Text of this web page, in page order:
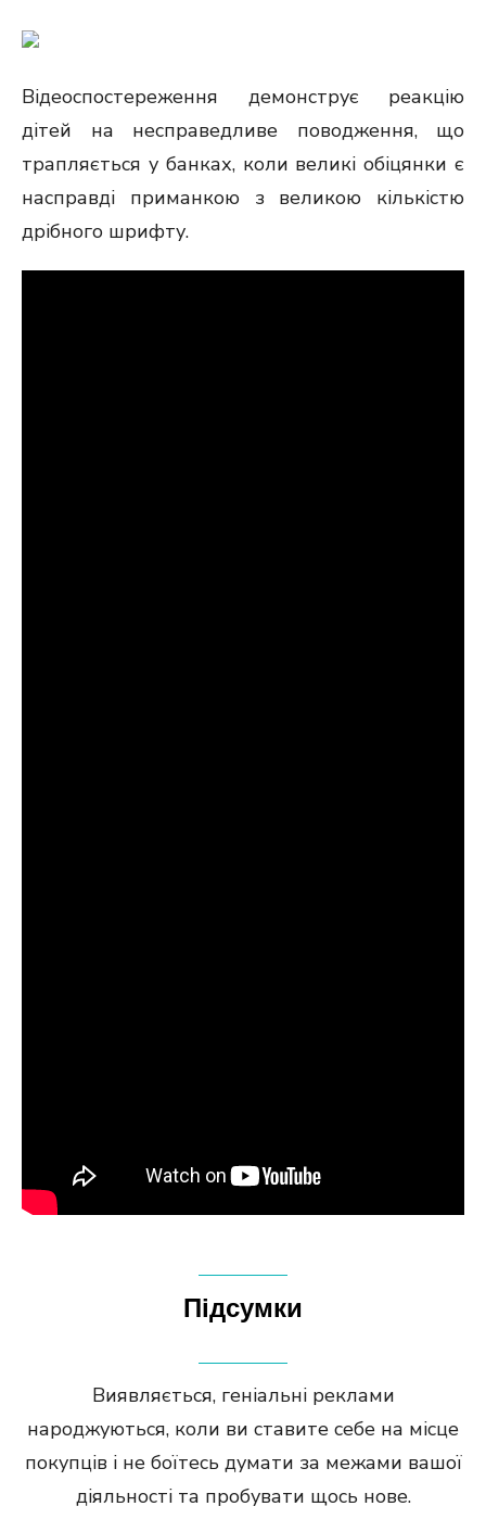
Відеоспостереження демонструє реакцію
дітей на несправедливе поводження, що
трапляється у банках, коли великі обіцянки є
насправді приманкою з великою кількістю
дрібного шрифту.
Підсумки
Виявляється, геніальні реклами
народжуються, коли ви ставите себе на місце
покупців і не боїтесь думати за межами вашої
діяльності та пробувати щось нове.